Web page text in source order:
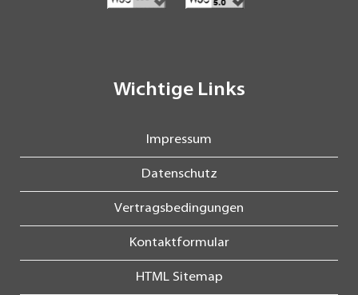
Wichtige Links
Impressum
Datenschutz
Vertragsbedingungen
Kontaktformular
HTML Sitemap